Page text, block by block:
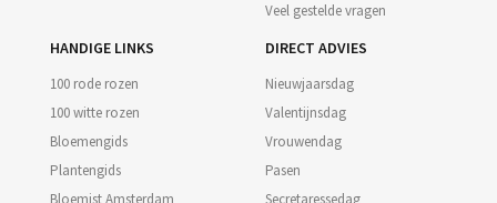
Veel gestelde vragen
HANDIGE LINKS
100 rode rozen
100 witte rozen
Bloemengids
Plantengids
Bloemist Amsterdam
DIRECT ADVIES
Nieuwjaarsdag
Valentijnsdag
Vrouwendag
Pasen
Secretaressedag